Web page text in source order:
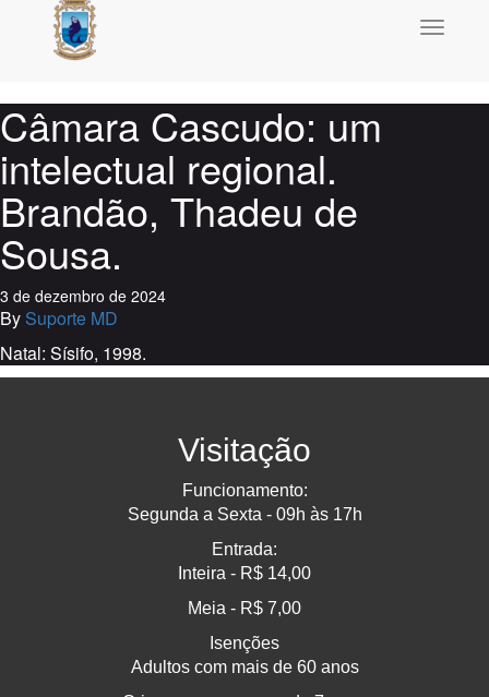
Toggle
Câmara Cascudo: um
intelectual regional.
Brandão, Thadeu de
Sousa.
3 de dezembro de 2024
By Suporte MD
Natal: Sísifo, 1998.
Visitação
Funcionamento:
Segunda a Sexta - 09h às 17h
Entrada:
Inteira - R$ 14,00
Meia - R$ 7,00
Isenções
Adultos com mais de 60 anos